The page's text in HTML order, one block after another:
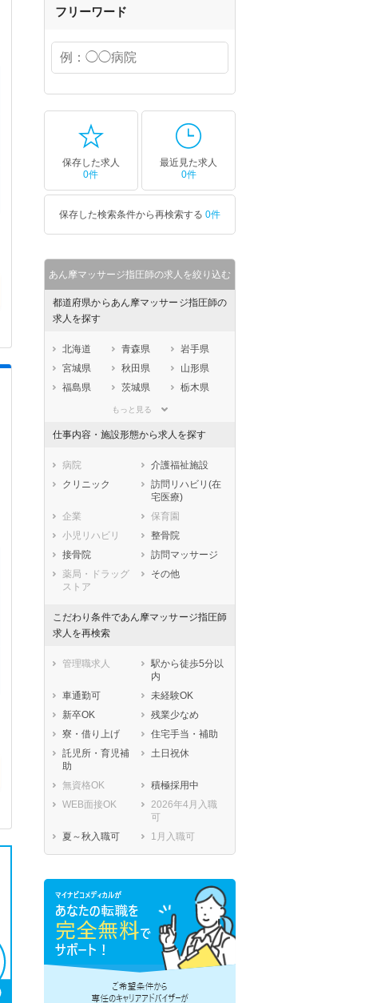
フリーワード
保存した求人
0件
最近見た求人
0件
保存した検索条件から再検索する 0件
あん摩マッサージ指圧師の求人を絞り込む
都道府県からあん摩マッサージ指圧師の
求人を探す
北海道 青森県
岩手県
宮城県
秋田県
山形県
福島県
茨城県
栃木県
埼玉県
石川県
福井県
岐阜県
静岡県
愛知県
三重県
大阪府
兵庫県
奈良県
鳥取県
島根県
広島県
山口県
徳島県
香川県
愛媛県
熊本県
大分県
宮崎県
鹿児島県
もっと見る
仕事内容・施設形態から求人を探す
病院
介護福祉施設
クリニック
訪問リハビリ(在
宅医療)
企業
保育園
小児リハビリ
整骨院
接骨院
訪問マッサージ
薬局・ドラッグ
ストア
その他
こだわり条件であん摩マッサージ指圧師
求人を再検索
管理職求人
駅から徒歩5分以
内
車通勤可
未経験OK
新卒OK
残業少なめ
寮・借り上げ
住宅手当・補助
託児所・育児補
助
土日祝休
無資格OK
積極採用中
WEB面接OK
2026年4月入職
可
夏～秋入職可
1月入職可